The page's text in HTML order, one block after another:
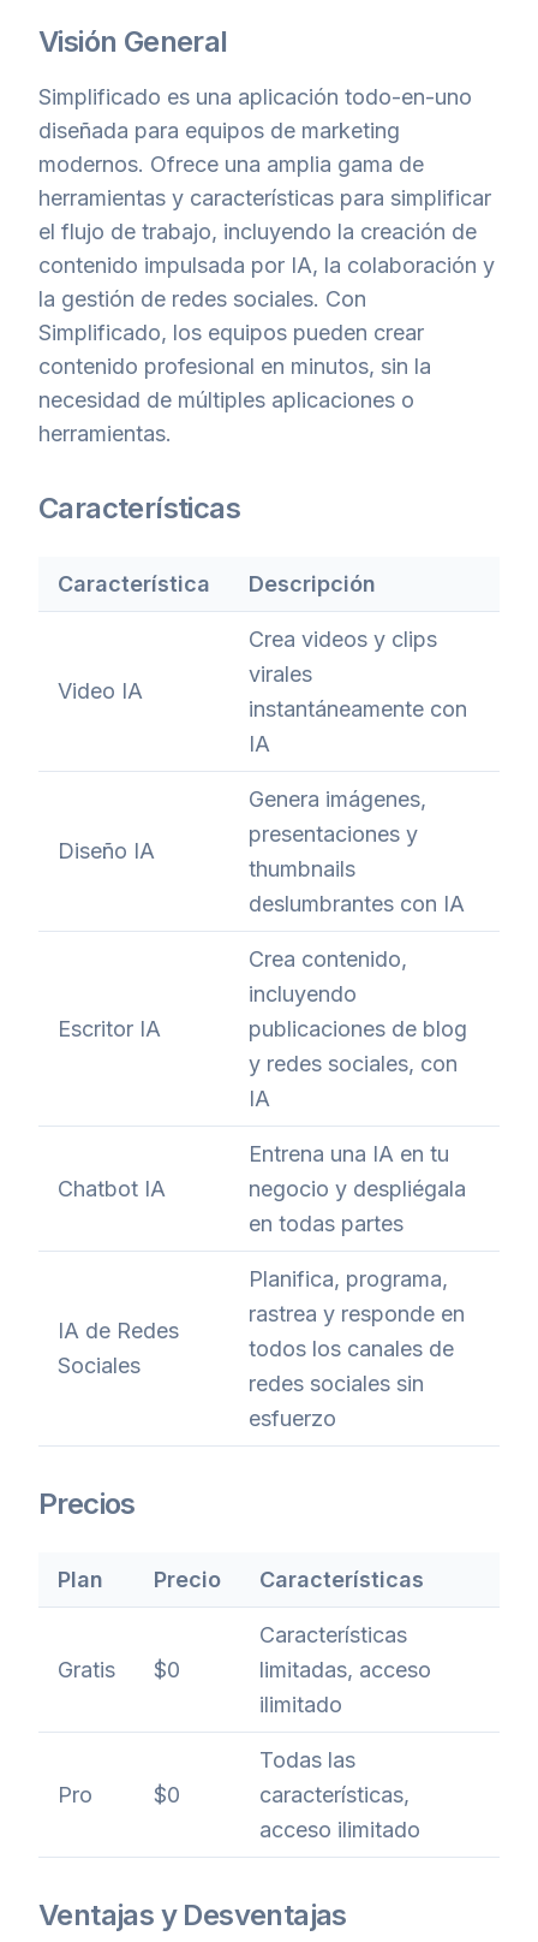
Visión General
Simplificado es una aplicación todo-en-uno
diseñada para equipos de marketing
modernos. Ofrece una amplia gama de
herramientas y características para simplificar
el flujo de trabajo, incluyendo la creación de
contenido impulsada por IA, la colaboración y
la gestión de redes sociales. Con
Simplificado, los equipos pueden crear
contenido profesional en minutos, sin la
necesidad de múltiples aplicaciones o
herramientas.
Características
Característica Descripción
Video IA
Crea videos y clips
virales
instantáneamente con
IA
Diseño IA
Genera imágenes,
presentaciones y
thumbnails
deslumbrantes con IA
Escritor IA
Crea contenido,
incluyendo
publicaciones de blog
y redes sociales, con
IA
Chatbot IA
Entrena una IA en tu
negocio y despliégala
en todas partes
IA de Redes
Sociales
Planifica, programa,
rastrea y responde en
todos los canales de
redes sociales sin
esfuerzo
Precios
Plan Precio Características
Gratis $0
Características
limitadas, acceso
ilimitado
Pro $0
Todas las
características,
acceso ilimitado
Ventajas y Desventajas